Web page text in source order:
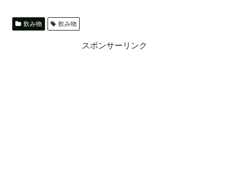
飲み物 飲み物
スポンサーリンク